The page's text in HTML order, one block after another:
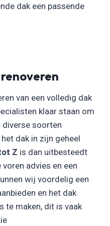
dak een passende
van een volledig dak
klaar staan om
diverse soorten
dak in zijn geheel
Z is dan uitbesteedt
advies en een
wij voordelig een
en het dak
te maken, dit is vaak